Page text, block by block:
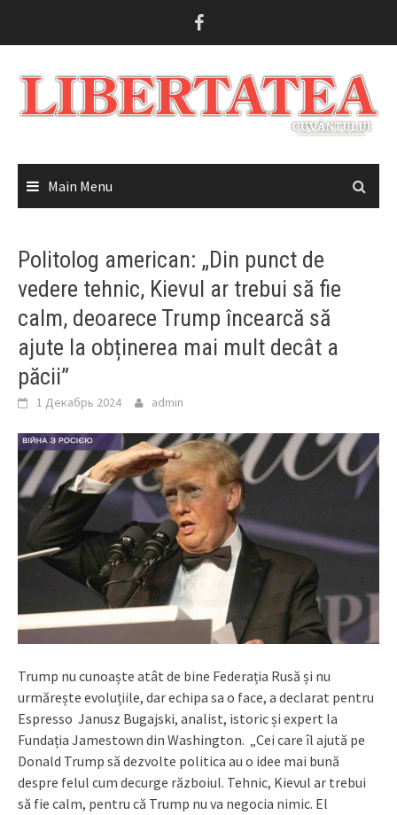
Main Menu
Politolog american: „Din punct de
vedere tehnic, Kievul ar trebui să fie
calm, deoarece Trump încearcă să
ajute la obținerea mai mult decât a
păcii”
1 Декабрь 2024 admin
Trump nu cunoaște atât de bine Federația Rusă și nu
urmărește evoluțiile, dar echipa sa o face, a declarat pentru
Espresso Janusz Bugajski, analist, istoric și expert la
Fundația Jamestown din Washington. „Cei care îl ajută pe
Donald Trump să dezvolte politica au o idee mai bună
despre felul cum decurge războiul. Tehnic, Kievul ar trebui
să fie calm, pentru că Trump nu va negocia nimic. El